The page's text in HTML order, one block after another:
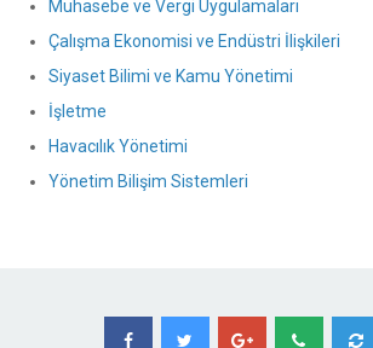
Muhasebe ve Vergi Uygulamaları
Çalışma Ekonomisi ve Endüstri İlişkileri
Siyaset Bilimi ve Kamu Yönetimi
İşletme
Havacılık Yönetimi
Yönetim Bilişim Sistemleri